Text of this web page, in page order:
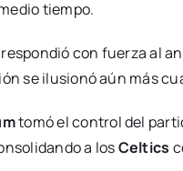
tiempo.
respondió con fuerza al
se ilusionó aún más
tomó el control del
a losCeltics